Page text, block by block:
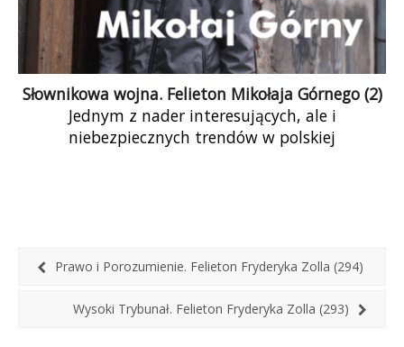
Słownikowa wojna. Felieton Mikołaja Górnego (2)
Jednym z nader interesujących, ale i
niebezpiecznych trendów w polskiej
Prawo i Porozumienie. Felieton Fryderyka Zolla (294)
Wysoki Trybunał. Felieton Fryderyka Zolla (293)